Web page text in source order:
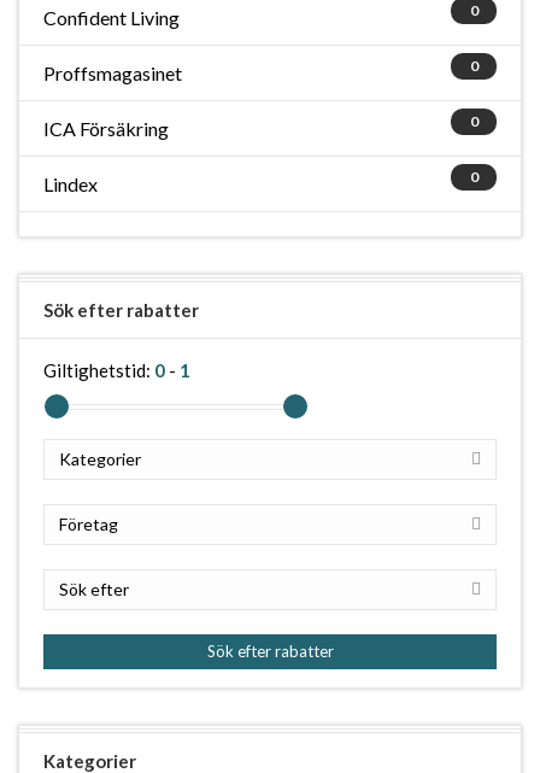
0
Confident Living
0
Proffsmagasinet
0
ICA Försäkring
0
Lindex
Sök efter rabatter
Giltighetstid: 0 - 1
Kategorier
Företag
Sök efter
Sök efter rabatter
Kategorier